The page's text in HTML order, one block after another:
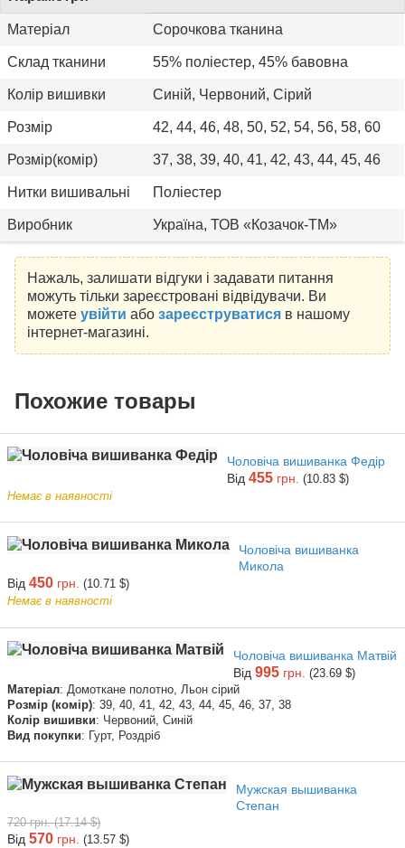
Матеріал Сорочкова тканина
Склад тканини 55% поліестер, 45% бавовна
Колір вишивки Синій, Червоний, Сірий
Розмір 42, 44, 46, 48, 50, 52, 54, 56, 58, 60
Розмір(комір) 37, 38, 39, 40, 41, 42, 43, 44, 45, 46
Нитки вишивальні Поліестер
Виробник Україна, ТОВ «Козачок-ТМ»
Нажаль, залишати відгуки і задавати питання
можуть тільки зареєстровані відвідувачи. Ви
можете увійти або зареєструватисяв нашому
інтернет-магазині.
Похожие товары
Чоловіча вишиванка Федір
Від 455 грн. (10.83 $)
Немає в наявності
Чоловіча вишиванка
Микола
Від 450 грн. (10.71 $)
Немає в наявності
Чоловіча вишиванка Матвій
Від 995 грн. (23.69 $)
Матеріал: Домоткане полотно, Льон сірий
Розмір (комір): 39, 40, 41, 42, 43, 44, 45, 46, 37, 38
Колір вишивки: Червоний, Синій
Вид покупки: Гурт, Роздріб
Мужская вышиванка
Степан
720 грн. (17.14 $)
Від 570 грн. (13.57 $)